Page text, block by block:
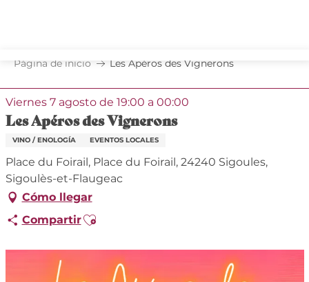
principal
Página de inicio Les Apéros des Vignerons
Viernes 7 agosto de 19:00 a 00:00
Les Apéros des Vignerons
VINO / ENOLOGÍA EVENTOS LOCALES
Place du Foirail, Place du Foirail, 24240 Sigoules,
Sigoulès-et-Flaugeac
Cómo llegar
CompartirAjouter aux favoris